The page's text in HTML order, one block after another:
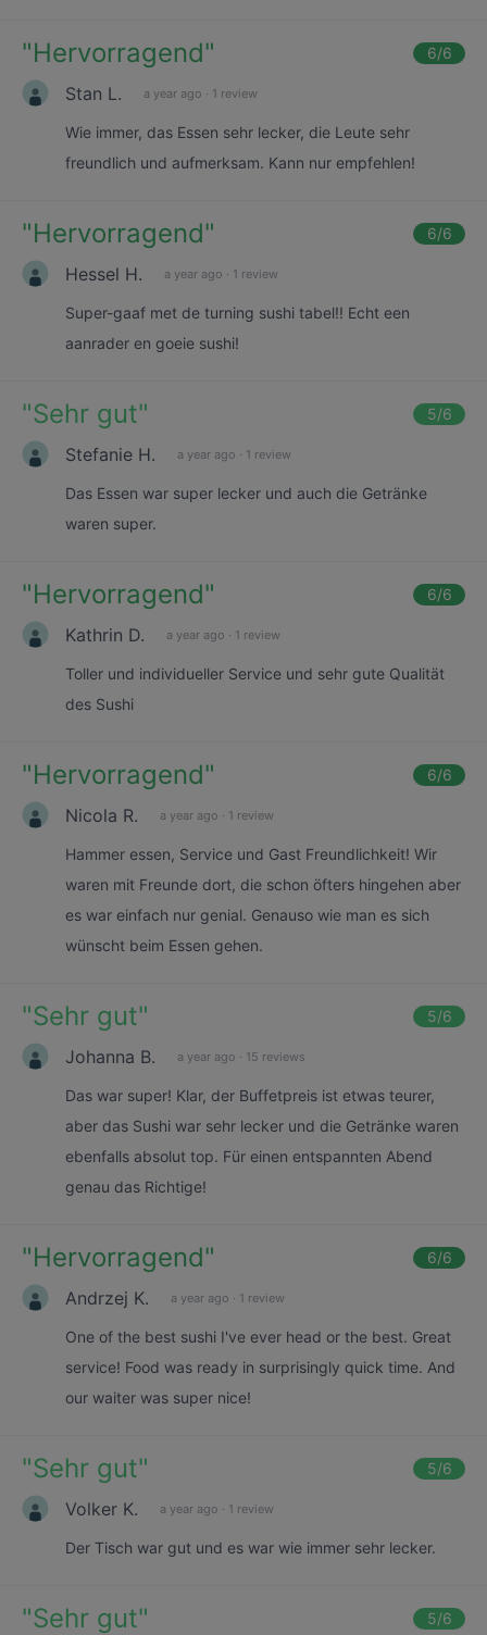
"Hervorragend" 6/6
Stan L. a year ago · 1 review
Wie immer, das Essen sehr lecker, die Leute sehr
freundlich und aufmerksam. Kann nur empfehlen!
"Hervorragend" 6/6
Hessel H. a year ago · 1 review
Super-gaaf met de turning sushi tabel!! Echt een
aanrader en goeie sushi!
"Sehr gut" 5/6
Stefanie H. a year ago · 1 review
Das Essen war super lecker und auch die Getränke
waren super.
"Hervorragend" 6/6
Kathrin D. a year ago · 1 review
Toller und individueller Service und sehr gute Qualität
des Sushi
"Hervorragend" 6/6
Nicola R. a year ago · 1 review
Hammer essen, Service und Gast Freundlichkeit! Wir
waren mit Freunde dort, die schon öfters hingehen aber
es war einfach nur genial. Genauso wie man es sich
wünscht beim Essen gehen.
"Sehr gut" 5/6
Johanna B. a year ago · 15 reviews
Das war super! Klar, der Buffetpreis ist etwas teurer,
aber das Sushi war sehr lecker und die Getränke waren
ebenfalls absolut top. Für einen entspannten Abend
genau das Richtige!
"Hervorragend" 6/6
Andrzej K. a year ago · 1 review
One of the best sushi I've ever head or the best. Great
service! Food was ready in surprisingly quick time. And
our waiter was super nice!
"Sehr gut" 5/6
Volker K. a year ago · 1 review
Der Tisch war gut und es war wie immer sehr lecker.
"Sehr gut" 5/6